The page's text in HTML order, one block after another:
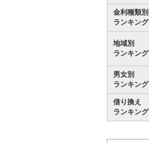
金利種類別
ランキング
地域別
ランキング
男女別
ランキング
借り換え
ランキング